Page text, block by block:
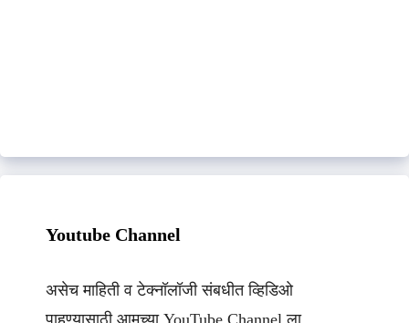
Youtube Channel
असेच माहिती व टेक्नॉलॉजी संबधीत व्हिडिओ